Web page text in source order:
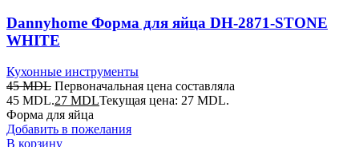
Dannyhome Форма для яйца DH-2871-STONE
WHITE
Кухонные инструменты
45MDL Первоначальная цена составляла
45 MDL.27 MDLТекущая цена: 27 MDL.
Форма для яйца
Добавить в пожелания
В корзину